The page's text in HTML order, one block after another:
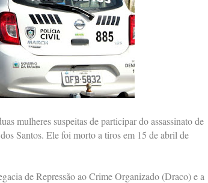
mulheres suspeitas de participar do assassinato de
Santos. Ele foi morto a tiros em 15 de abril de
de Repressão ao Crime Organizado (Draco) e a